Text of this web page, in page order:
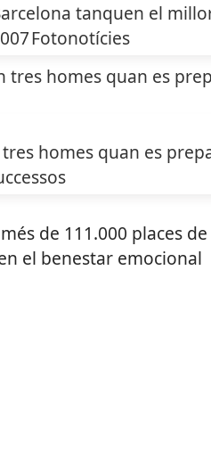
tanquen el
Fotonotícies
tres homes quan es